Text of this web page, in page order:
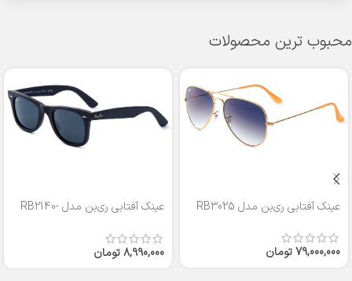
محبوب ترین محصولات
عینک آفتابی ری‌بن مدل RB3025
79,000,000تومان
عینک آفتابی ری‌بن مدل RB2140-
8,990,000تومان